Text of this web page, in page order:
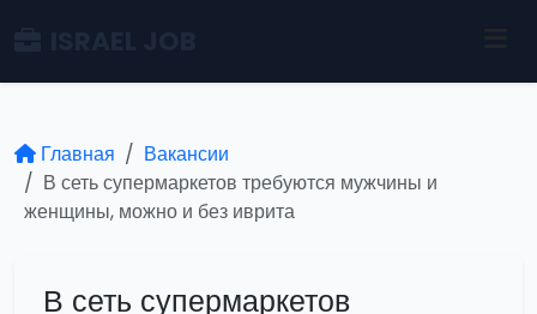
Главная
Вакансии
В сеть супермаркетов требуются мужчины и
женщины, можно и без иврита
В сеть супермаркетов